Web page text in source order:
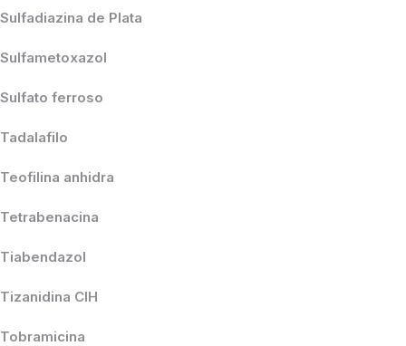
Sulfadiazina de Plata
Sulfametoxazol
Sulfato ferroso
Tadalafilo
Teofilina anhidra
Tetrabenacina
Tiabendazol
Tizanidina CIH
Tobramicina